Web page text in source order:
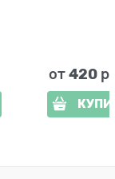
от420